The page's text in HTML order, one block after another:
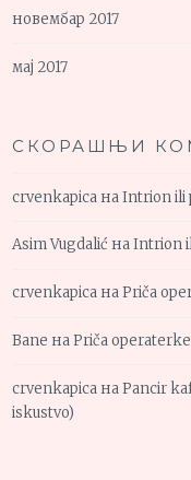
новембар 2017
мај 2017
СКОРАШЊИ
crvenkapica наIntrion ili
Asim Vugdalić наIntrion
crvenkapica наPriča
Bane наPriča
crvenkapica наPancir
iskustvo)